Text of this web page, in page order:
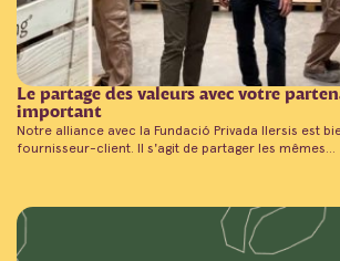
Le partage des valeurs avec votre
important
Notre alliance avec la Fundació Privada Ilersis est
fournisseur-client. Il s'agit de partager les mêmes...